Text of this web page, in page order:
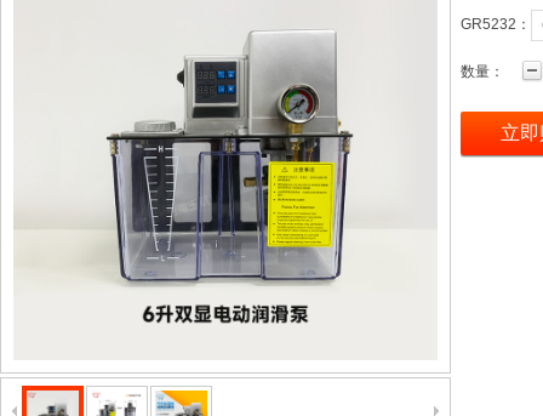
GR5232：
数量：
立